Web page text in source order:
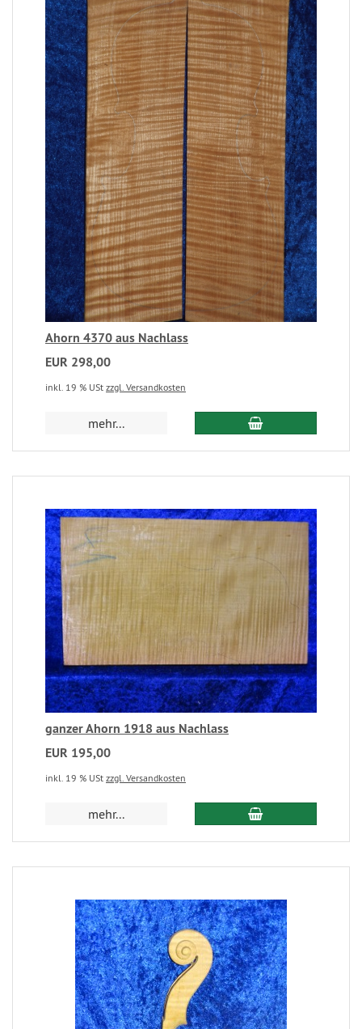
Ahorn 4370 aus Nachlass
EUR 298,00
inkl. 19 % USt zzgl. Versandkosten
mehr...
ganzer Ahorn 1918 aus Nachlass
EUR 195,00
inkl. 19 % USt zzgl. Versandkosten
mehr...